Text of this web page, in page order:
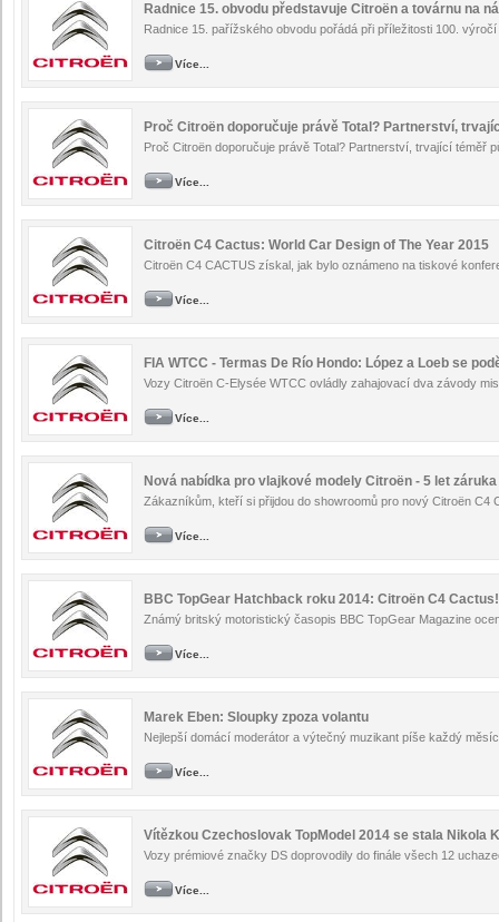
Radnice 15. obvodu představuje Citroën a továrnu na
Radnice 15. pařížského obvodu pořádá při příležitosti 100.
Více...
Proč Citroën doporučuje právě Total? Partnerství,
Proč Citroën doporučuje právě Total? Partnerství, trvající téměř
Více...
Citroën C4 Cactus: World Car Design of The Year 2015
Citroën C4 CACTUS získal, jak bylo oznámeno na tiskové
Více...
FIA WTCC - Termas De Río Hondo: López a Loeb se
Vozy Citroën C-Elysée WTCC ovládly zahajovací dva závody
Více...
Nová nabídka pro vlajkové modely Citroën - 5 let záruka
Zákazníkům, kteří si přijdou do showroomů pro nový Citroën C4
Více...
BBC TopGear Hatchback roku 2014: Citroën C4 Cactus!
Známý britský motoristický časopis BBC TopGear Magazine
Více...
Marek Eben: Sloupky zpoza volantu
Nejlepší domácí moderátor a výtečný muzikant píše každý
Více...
Vítězkou Czechoslovak TopModel 2014 se stala Nikola
Vozy prémiové značky DS doprovodily do finále všech 12
Více...